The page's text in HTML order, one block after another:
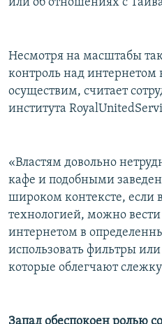
или об отношениях с
Несмотря на масштабы
контроль над интернетом
осуществим, считает
института
«Властям довольно
кафе и подобными
широком контексте, если
технологией, можно
интернетом в
использовать фильтры
которые облегчают